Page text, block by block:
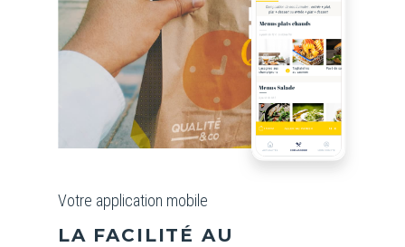
Votre application mobile
LA FACILITÉ AU